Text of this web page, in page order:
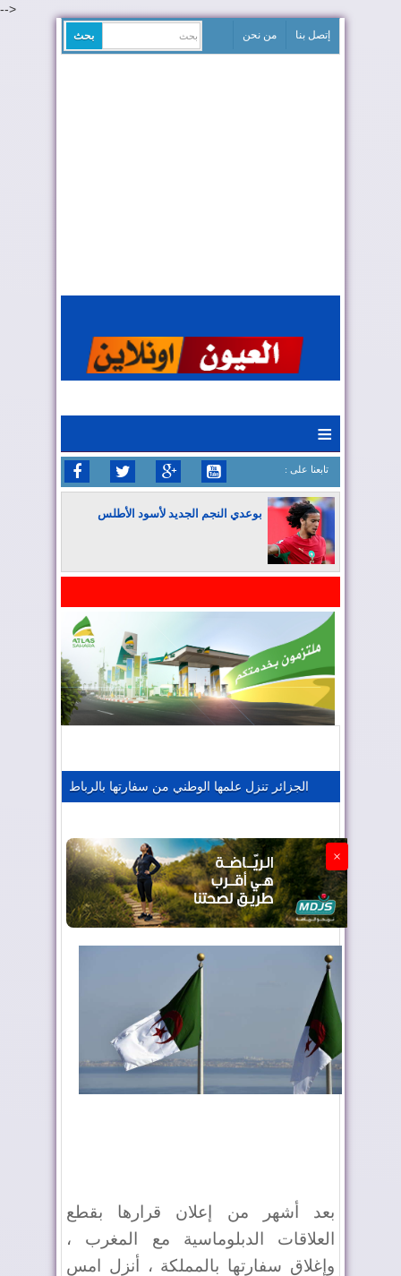
-->
إتصل بنا من نحن
≡
: تابعنا على
بوعدي النجم الجديد لأسود الأطلس
المغرب يعزز موقعه في صناعة الطيران
الجزائر تنزل علمها الوطني من سفارتها بالرباط
×
بعد أشهر من إعلان قرارها بقطع
العلاقات الدبلوماسية مع المغرب ،
وإغلاق سفارتها بالمملكة ، أنزل امس